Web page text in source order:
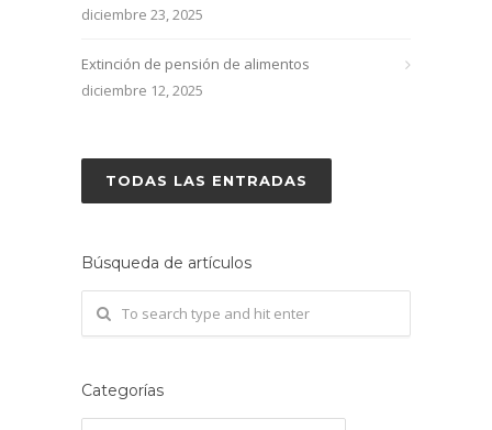
diciembre 23, 2025
Extinción de pensión de alimentos
diciembre 12, 2025
TODAS LAS ENTRADAS
Búsqueda de artículos
Categorías